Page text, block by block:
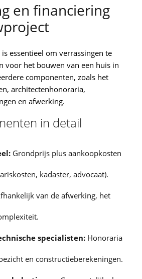
en financiering
essentieel om verrassingen te
voor het bouwen van een huis in
componenten, zoals het
architectenhonoraria,
en afwerking.
in detail
Grondprijs plus aankoopkosten
kadaster, advocaat).
van de afwerking, het
specialisten: Honoraria
en constructieberekeningen.